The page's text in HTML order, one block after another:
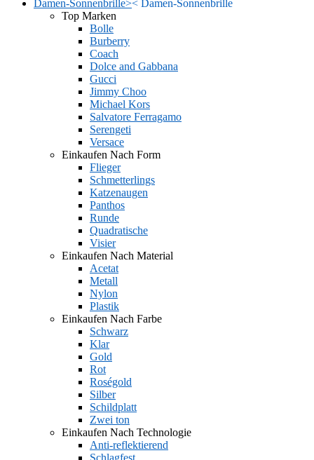
Damen-Sonnenbrille>< Damen-Sonnenbrille
Top Marken
Bolle
Burberry
Coach
Dolce and Gabbana
Gucci
Jimmy Choo
Michael Kors
Salvatore Ferragamo
Serengeti
Versace
Einkaufen Nach Form
Flieger
Schmetterlings
Katzenaugen
Panthos
Runde
Quadratische
Visier
Einkaufen Nach Material
Acetat
Metall
Nylon
Plastik
Einkaufen Nach Farbe
Schwarz
Klar
Gold
Rot
Roségold
Silber
Schildplatt
Zwei ton
Einkaufen Nach Technologie
Anti-reflektierend
Schlagfest